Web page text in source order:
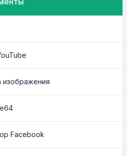
изображения
Facebook